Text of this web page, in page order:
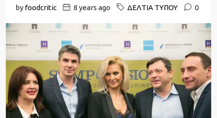
by foodcritic 8 years ago ΔΕΛΤΙΑ ΤΥΠΟΥ 0